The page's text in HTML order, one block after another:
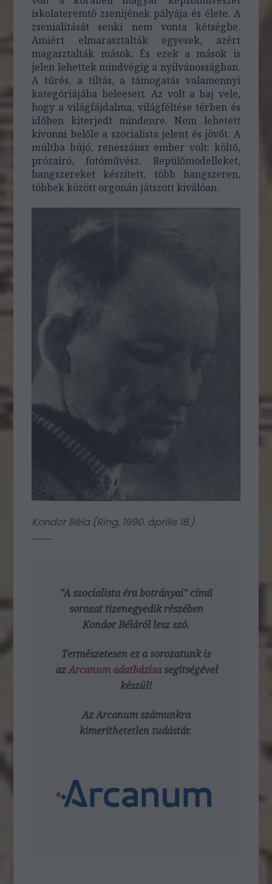
iskolateremtő zsenijének pályája és élete. A
zsenialitását senki nem vonta kétségbe.
Amiért elmarasztalták egyesek, azért
magasztalták mások. És ezek a mások is
jelen lehettek mindvégig a nyilvánosságban.
A tűrés, a tiltás, a támogatás valamennyi
kategóriájába beleesett. Az volt a baj vele,
hogy a világfájdalma, világféltése térben és
időben kiterjedt mindenre. Nem lehetett
kivonni belőle a szocialista jelent és jövőt. A
múltba bújó, reneszánsz ember volt: költő,
prózaíró, fotóművész. Repülőmodelleket,
hangszereket készített, több hangszeren,
többek között orgonán játszott kiválóan.
Kondor Béla (Ring, 1990. április 18.)
"A szocialista éra botrányai"című
sorozat tizenegyedik részében
Kondor Béláról lesz szó.
Természetesen ez a sorozatunk is
az Arcanum adatbázisasegítségével
készül!
Az Arcanum számunkra
kimeríthetetlen tudástár.